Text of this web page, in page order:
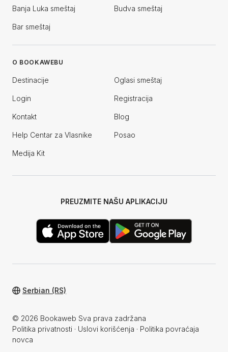
Banja Luka smeštaj Budva smeštaj
Bar smeštaj
O BOOKAWEBU
Destinacije Oglasi smeštaj
Login Registracija
Kontakt Blog
Help Centar za Vlasnike Posao
Medija Kit
PREUZMITE NAŠU APLIKACIJU
© 2026 Bookaweb Sva prava zadržana
Politika privatnosti · Uslovi korišćenja · Politika povraćaja
novca
Serbian (RS)